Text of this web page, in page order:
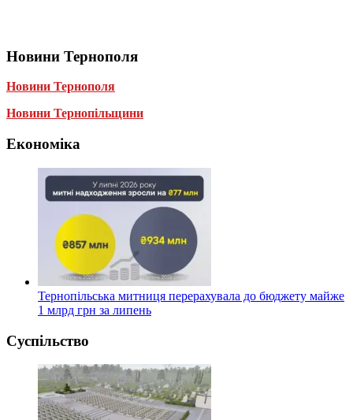
Новини Тернополя
Новини Тернополя
Новини Тернопільщини
Економіка
Тернопільська митниця перерахувала до бюджету майже
1 млрд грн за липень
Суспільство